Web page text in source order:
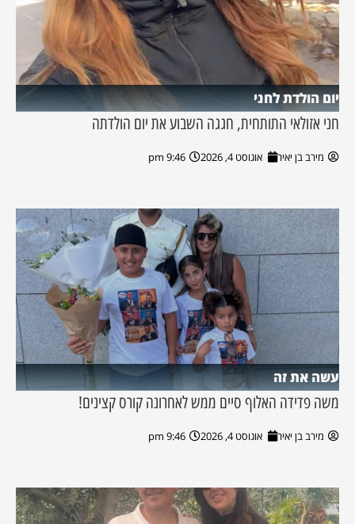
יום הולדת לחני
חני אזולאי התותחית, חגגה השבוע את יום הולדתה
מירב בן יאיר אוגוסט 4, 2026 9:46 pm
עשה את זה
משה פדידה האלוף סיים ממש לאחרונה קורס קצינים!
מירב בן יאיר אוגוסט 4, 2026 9:46 pm